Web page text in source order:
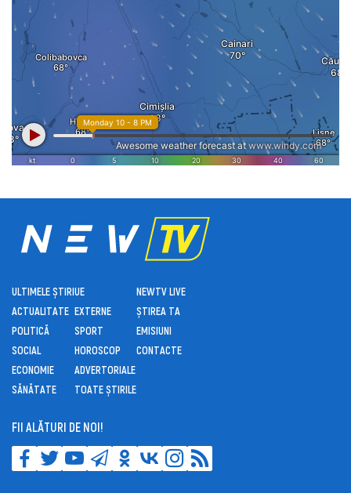
ULTIMELE ȘTIRI
ACTUALITATE
POLITICĂ
SOCIAL
ECONOMIE
SĂNĂTATE
UE
EXTERNE
SPORT
HOROSCOP
ADVERTORIALE
TOATE ȘTIRILE
NEWTV LIVE
ȘTIREA TA
EMISIUNI
CONTACTE
FII ALĂTURI DE NOI!